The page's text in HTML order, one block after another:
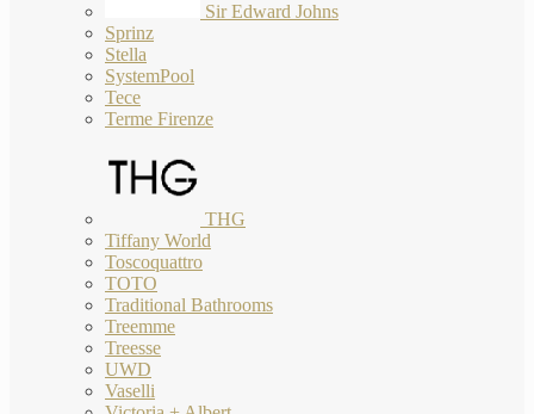
Sir Edward Johns
Sprinz
Stella
SystemPool
Tece
Terme Firenze
THG
Tiffany World
Toscoquattro
TOTO
Traditional Bathrooms
Treemme
Treesse
UWD
Vaselli